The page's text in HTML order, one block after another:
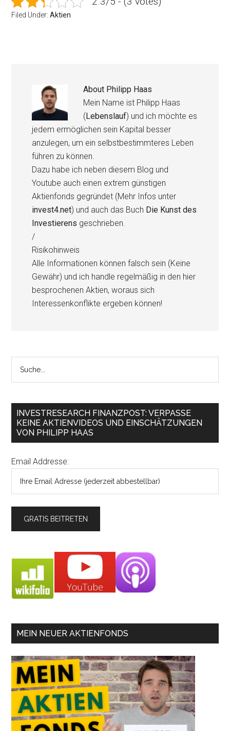
Filed Under:Aktien
About Philipp Haas
Mein Name ist Philipp Haas
(Lebenslauf) und ich möchte es
jedem ermöglichen sein Kapital besser
anzulegen, um ein selbstbestimmteres Leben
führen zu können.
Dazu habe ich neben diesem Blog und
Youtube auch einen extrem günstigen
Aktienfonds gegründet (Mehr Infos unter
invest4.net) und auch das Buch Die Kunst des
Investierens geschrieben.
/
Risikohinweis
Alle Informationen können falsch sein (Keine
Gewähr) und ich handle regelmäßig in den hier
besprochenen Aktien, woraus sich
Interessenkonflikte ergeben können!
INVESTRESEARCH FINANZPOST: VERPASSE
KEINE AKTIENVIDEOS UND EINSCHÄTZUNGEN
VON PHILIPP HAAS
Email Addresse:
MEIN NEUER AKTIENFONDS